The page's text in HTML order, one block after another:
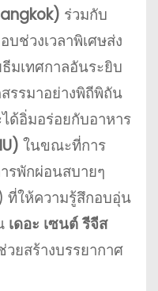
ร่วมกับ
ช่วงเวลาพิเศษส่ง
มเทศกาลอันระยิบ
รรมาอย่างพิถีพิถัน
ด้อิ่มอร่อยกับอาหาร
ในขณะที่การ
รพักผ่อนสบายๆ
ที่ให้ความรู้สึกอบอุ่น
เดอะ เซนต์ รีจีส
วยสร้างบรรยากาศ